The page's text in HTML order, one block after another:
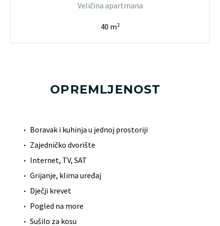
Veličina apartmana
40 m²
OPREMLJENOST
Boravak i kuhinja u jednoj prostoriji
Zajedničko dvorište
Internet, TV, SAT
Grijanje, klima uređaj
Dječji krevet
Pogled na more
Sušilo za kosu